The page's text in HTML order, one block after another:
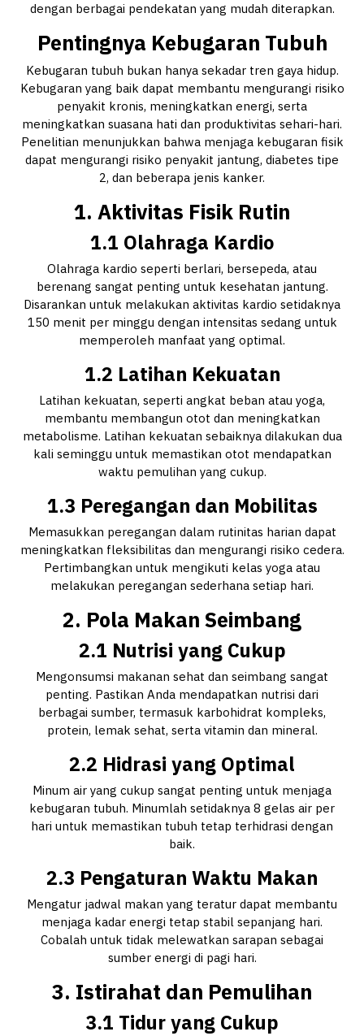
dengan berbagai pendekatan yang mudah diterapkan.
Pentingnya Kebugaran Tubuh
Kebugaran tubuh bukan hanya sekadar tren gaya hidup.
Kebugaran yang baik dapat membantu mengurangi risiko
penyakit kronis, meningkatkan energi, serta
meningkatkan suasana hati dan produktivitas sehari-hari.
Penelitian menunjukkan bahwa menjaga kebugaran fisik
dapat mengurangi risiko penyakit jantung, diabetes tipe
2, dan beberapa jenis kanker.
1. Aktivitas Fisik Rutin
1.1 Olahraga Kardio
Olahraga kardio seperti berlari, bersepeda, atau
berenang sangat penting untuk kesehatan jantung.
Disarankan untuk melakukan aktivitas kardio setidaknya
150 menit per minggu dengan intensitas sedang untuk
memperoleh manfaat yang optimal.
1.2 Latihan Kekuatan
Latihan kekuatan, seperti angkat beban atau yoga,
membantu membangun otot dan meningkatkan
metabolisme. Latihan kekuatan sebaiknya dilakukan dua
kali seminggu untuk memastikan otot mendapatkan
waktu pemulihan yang cukup.
1.3 Peregangan dan Mobilitas
Memasukkan peregangan dalam rutinitas harian dapat
meningkatkan fleksibilitas dan mengurangi risiko cedera.
Pertimbangkan untuk mengikuti kelas yoga atau
melakukan peregangan sederhana setiap hari.
2. Pola Makan Seimbang
2.1 Nutrisi yang Cukup
Mengonsumsi makanan sehat dan seimbang sangat
penting. Pastikan Anda mendapatkan nutrisi dari
berbagai sumber, termasuk karbohidrat kompleks,
protein, lemak sehat, serta vitamin dan mineral.
2.2 Hidrasi yang Optimal
Minum air yang cukup sangat penting untuk menjaga
kebugaran tubuh. Minumlah setidaknya 8 gelas air per
hari untuk memastikan tubuh tetap terhidrasi dengan
baik.
2.3 Pengaturan Waktu Makan
Mengatur jadwal makan yang teratur dapat membantu
menjaga kadar energi tetap stabil sepanjang hari.
Cobalah untuk tidak melewatkan sarapan sebagai
sumber energi di pagi hari.
3. Istirahat dan Pemulihan
3.1 Tidur yang Cukup